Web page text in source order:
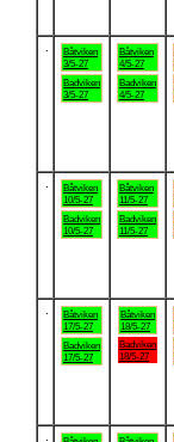
Båtviken
3/5-27
Badviken
3/5-27
Båtviken
4/5-27
Badviken
4/5-27
Båtviken
10/5-27
Badviken
10/5-27
Båtviken
11/5-27
Badviken
11/5-27
Båtviken
17/5-27
Badviken
17/5-27
Båtviken
18/5-27
Badviken
18/5-27